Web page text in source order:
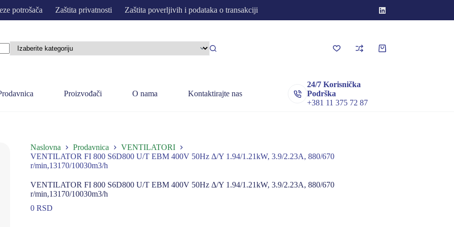
potrošača Zaštita privatnosti Zaštita poverljivih i podataka o transakciji
Korpa
Proizvođači O nama Kontaktirajte nas
24/7 Korisnička
Podrška
+381 11 375 72 87
Naslovna Prodavnica
VENTILATORI
VENTILATOR FI 800 S6D800 U/T EBM 400V 50Hz Δ/Y 1.94/1.21kW, 3.9/2.23A, 880/670
r/min,13170/10030m3/h
VENTILATOR FI 800 S6D800 U/T EBM 400V 50Hz Δ/Y 1.94/1.21kW, 3.9/2.23A, 880/670
r/min,13170/10030m3/h
0 RSD